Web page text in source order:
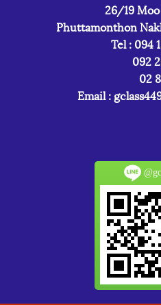
26/19 Moo
Phuttamonthon
Tel : 094
092
02
Email :